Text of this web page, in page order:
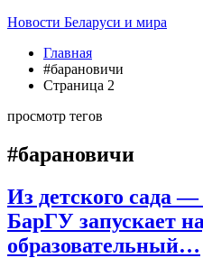
Новости Беларуси и мира
Главная
#барановичи
Страница 2
просмотр тегов
#барановичи
Из детского сада
БарГУ запускает
образовательный…